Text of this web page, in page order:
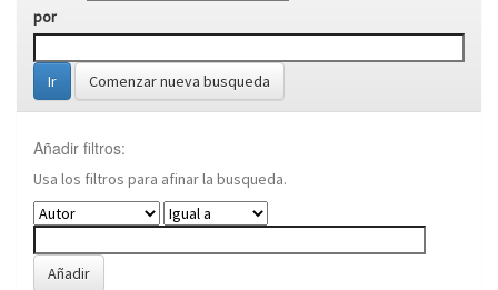
por
Comenzar nueva busqueda
Añadir filtros:
Usa los filtros para afinar la busqueda.